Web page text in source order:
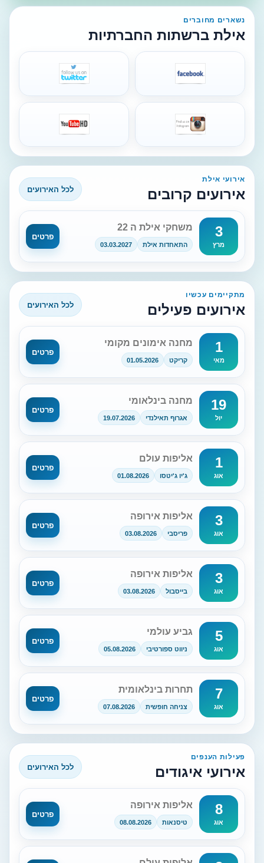
נשארים מחוברים
אילת ברשתות החברתיות
אירועי אילת
אירועים קרובים לכל האירועים
3
מרץ
משחקי אילת ה 22
התאחדות אילת 03.03.2027
פרטים
מתקיימים עכשיו
אירועים פעילים לכל האירועים
1
מאי
מחנה אימונים מקומי
קריקט 01.05.2026
פרטים
19
יול
מחנה בינלאומי
אגרוף תאילנדי 19.07.2026
פרטים
1
אוג
אליפות עולם
ג'יו ג'יטסו 01.08.2026
פרטים
3
אוג
אליפות אירופה
פריסבי 03.08.2026
פרטים
3
אוג
אליפות אירופה
בייסבול 03.08.2026
פרטים
5
אוג
גביע עולמי
ניווט ספורטיבי 05.08.2026
פרטים
7
אוג
תחרות בינלאומית
צניחה חופשית 07.08.2026
פרטים
פעילות הענפים
אירועי איגודים לכל האירועים
8
אוג
אליפות אירופה
טיסנאות 08.08.2026
פרטים